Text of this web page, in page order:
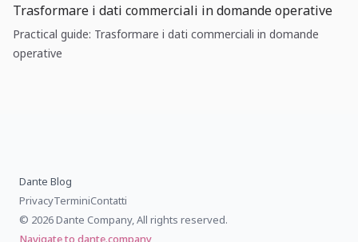
Trasformare i dati commerciali in domande operative
Practical guide: Trasformare i dati commerciali in domande
operative
Dante Blog
PrivacyTerminiContatti
© 2026 Dante Company, All rights reserved.
Navigate to dante.company